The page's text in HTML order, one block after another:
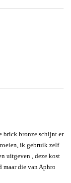
brick bronze schijnt er
ik gebruik zelf
uitgeven , deze kost
maar die van Aphro